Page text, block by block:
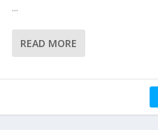
...
READ MORE